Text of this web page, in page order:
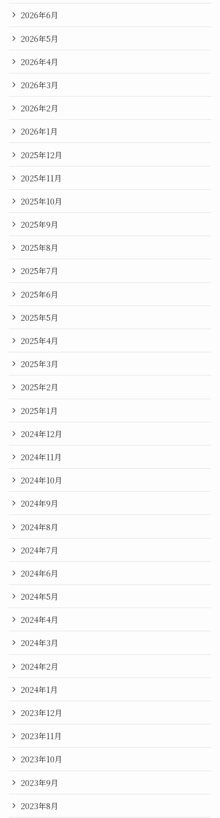
2026年6月
2026年5月
2026年4月
2026年3月
2026年2月
2026年1月
2025年12月
2025年11月
2025年10月
2025年9月
2025年8月
2025年7月
2025年6月
2025年5月
2025年4月
2025年3月
2025年2月
2025年1月
2024年12月
2024年11月
2024年10月
2024年9月
2024年8月
2024年7月
2024年6月
2024年5月
2024年4月
2024年3月
2024年2月
2024年1月
2023年12月
2023年11月
2023年10月
2023年9月
2023年8月